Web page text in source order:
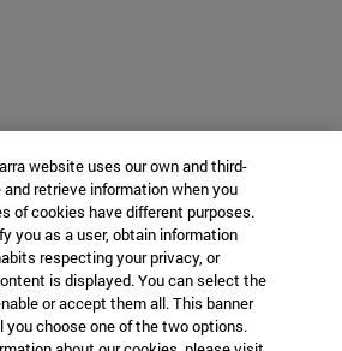
website uses our own and third-
retrieve information when you
of cookies have different purposes.
you as a user, obtain information
respecting your privacy, or
is displayed. You can select the
or accept them all. This banner
choose one of the two options.